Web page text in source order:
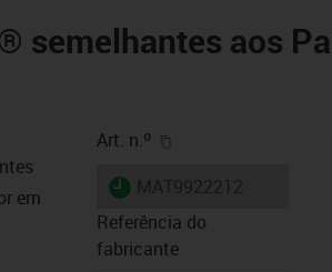
semelhantes aos
em
Art. n.º
igus-icon-lieferzeit
Referência do
fabricante